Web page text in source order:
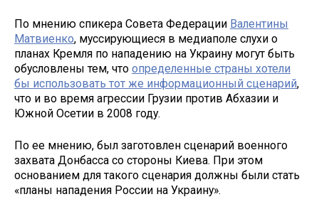
По мнению спикера Совета Федерации Валентины
Матвиенко, муссирующиеся в медиаполе слухи о
планах Кремля по нападению на Украину могут быть
обусловлены тем, что определенные страны хотели
бы использовать тот же информационный сценарий,
что и во время агрессии Грузии против Абхазии и
Южной Осетии в 2008 году.
По ее мнению, был заготовлен сценарий военного
захвата Донбасса со стороны Киева. При этом
основанием для такого сценария должны были стать
«планы нападения России на Украину».